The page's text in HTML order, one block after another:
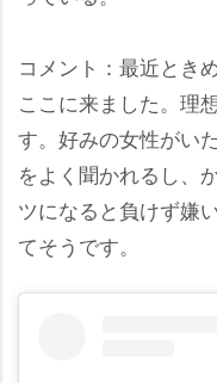
コメント：最近とき
ここに来ました。理
す。好みの女性がい
をよく聞かれるし、
ツになると負けず嫌
てそうです。